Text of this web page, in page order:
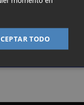
Quiero
TODO